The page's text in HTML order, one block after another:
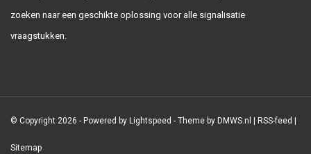
zoeken naar een geschikte oplossing voor alle signalisatie
vraagstukken.
© Copyright 2026 - Powered by Lightspeed - Theme by DMWS.nl RSS-feed
Sitemap